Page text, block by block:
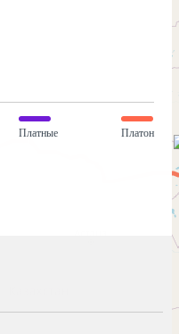
Платные Платон